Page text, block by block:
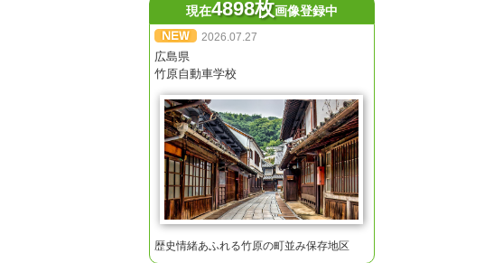
現在4898枚画像登録中
2026.07.27
広島県
竹原自動車学校
歴史情緒あふれる竹原の町並み保存地区